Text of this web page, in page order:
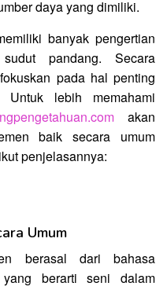
daya yang dimiliki.
banyak pengertian
pandang. Secara
pada hal penting
Untuk lebih memahami
akan
baik secara umum
penjelasannya:
Umum
berasal dari bahasa
berarti seni dalam